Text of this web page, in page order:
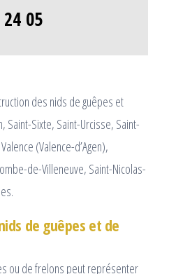
05
des nids de guêpes et
Saint-Sixte, Saint-Urcisse, Saint-
(Valence-d’Agen),
de-Villeneuve, Saint-Nicolas-
de guêpes et de
ou de frelons peut représenter